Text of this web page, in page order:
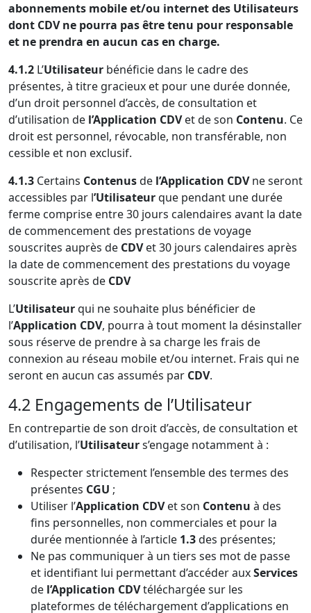
abonnements mobile et/ou internet des Utilisateurs
dont CDV ne pourra pas être tenu pour responsable
et ne prendra en aucun cas en charge.
4.1.2 L’Utilisateur bénéficie dans le cadre des
présentes, à titre gracieux et pour une durée donnée,
d’un droit personnel d’accès, de consultation et
d’utilisation de l’Application CDVet de son Contenu. Ce
droit est personnel, révocable, non transférable, non
cessible et non exclusif.
4.1.3 Certains Contenusde l’Application CDVne seront
accessibles par l’Utilisateurque pendant une durée
ferme comprise entre 30 jours calendaires avant la date
de commencement des prestations de voyage
souscrites auprès de CDVet 30 jours calendaires après
la date de commencement des prestations du voyage
souscrite après de CDV
L’Utilisateurqui ne souhaite plus bénéficier de
l’Application CDV, pourra à tout moment la désinstaller
sous réserve de prendre à sa charge les frais de
connexion au réseau mobile et/ou internet. Frais qui ne
seront en aucun cas assumés par CDV.
4.2 Engagements de l’Utilisateur
En contrepartie de son droit d’accès, de consultation et
d’utilisation, l’Utilisateurs’engage notamment à :
Respecter strictement l’ensemble des termes des
présentes CGU ;
Utiliser l’Application CDVet son Contenu à des
fins personnelles, non commerciales et pour la
durée mentionnée à l’article 1.3des présentes;
Ne pas communiquer à un tiers ses mot de passe
et identifiant lui permettant d’accéder auxServices
de l’Application CDVtéléchargée sur les
plateformes de téléchargement d’applications en